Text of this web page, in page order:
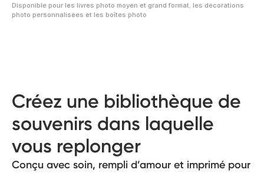
Disponible pour les livres photo moyen et grand format, les décorations
photo personnalisées et les boîtes photo
Créez une bibliothèque de
souvenirs dans laquelle
vous replonger
Conçu avec soin, rempli d’amour et imprimé pour